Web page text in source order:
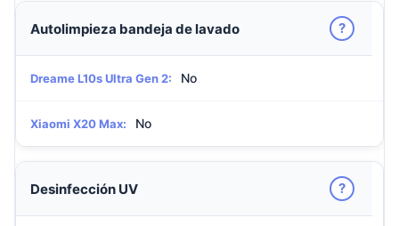
Autolimpieza bandeja de lavado ?
Dreame L10s Ultra Gen 2: No
Xiaomi X20 Max: No
Desinfección UV ?